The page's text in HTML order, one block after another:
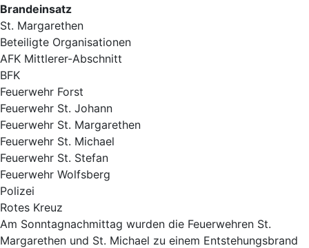
Brandeinsatz
St. Margarethen
Beteiligte Organisationen
AFK Mittlerer-Abschnitt
BFK
Feuerwehr Forst
Feuerwehr St. Johann
Feuerwehr St. Margarethen
Feuerwehr St. Michael
Feuerwehr St. Stefan
Feuerwehr Wolfsberg
Polizei
Rotes Kreuz
Am Sonntagnachmittag wurden die Feuerwehren St.
Margarethen und St. Michael zu einem Entstehungsbrand